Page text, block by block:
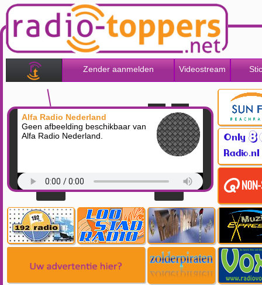
Zender aanmelden Videostream
Alfa Radio Nederland
Geen afbeelding beschikbaar van
Alfa Radio Nederland.